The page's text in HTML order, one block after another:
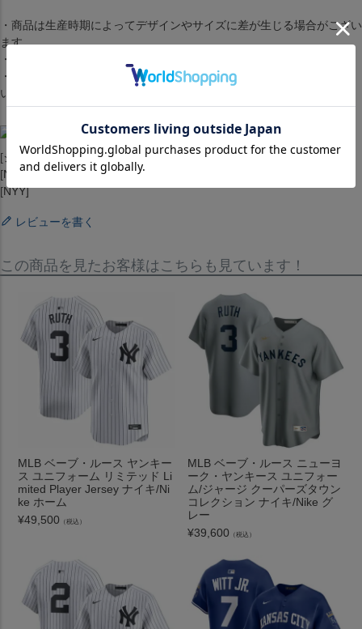
・商品は生産時期によってデザインやサイズに差が生じる場合がござい
ます。
・商品はモニターの影響で色の変化が感じられる場合がございます。
・洗濯・アイロンの使用につきましては、品質マークに従ってくださ
い。
[ジャージ][ユニホーム][Home Cooperstown Collection Player Jersey]
[New York Yankees][Babe Ruth #3][White][メジャーリーグ 大リーグ]
[NYY]
レビューを書く
この商品を見たお客様はこちらも見ています！
MLB ベーブ・ルース ヤンキー
ス ユニフォーム リミテッド Li
mited Player Jersey ナイキ/Ni
ke ホーム
¥49,500 （税込）
MLB ベーブ・ルース ニューヨ
ーク・ヤンキース ユニフォー
ム/ジャージ クーパーズタウン
コレクション ナイキ/Nike グ
レー
¥39,600 （税込）